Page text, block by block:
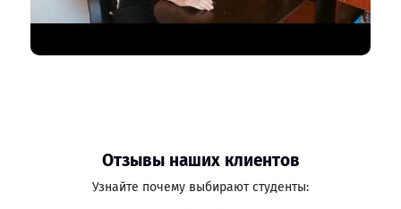
Отзывы наших клиентов
Узнайте почему выбирают студенты: